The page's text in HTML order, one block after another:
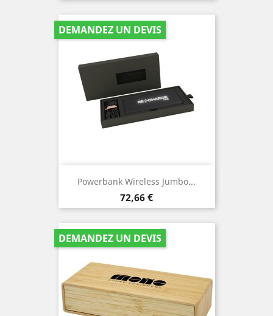
Powerbank Wireless Jumbo...
Prix
72,66 €
DEMANDEZ UN DEVIS
DEMANDEZ UN DEVIS